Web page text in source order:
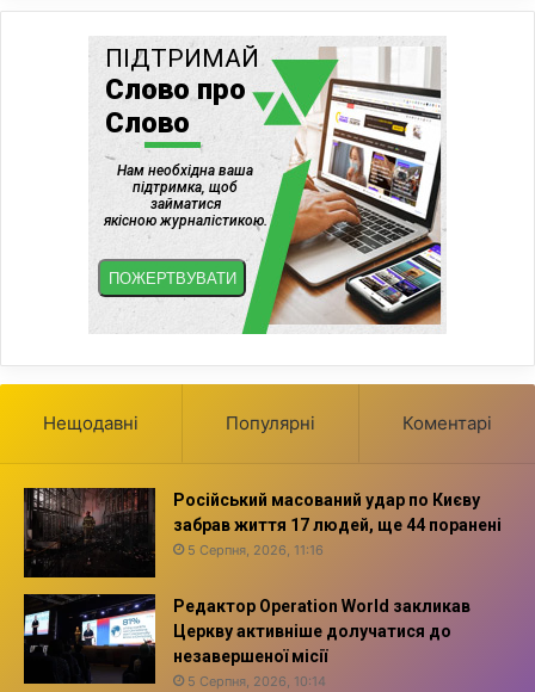
Нещодавні Популярні Коментарі
Російський масований удар по Києву
забрав життя 17 людей, ще 44 поранені
5 Серпня, 2026, 11:16
Редактор Operation World закликав
Церкву активніше долучатися до
незавершеної місії
5 Серпня, 2026, 10:14